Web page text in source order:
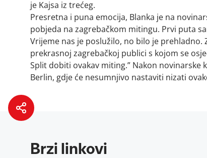
je Kajsa iz trećeg.
Presretna i puna emocija, Blanka je na
pobjeda na zagrebačkom mitingu. Prvi puta
Vrijeme nas je poslužilo, no bilo je prehladno.
prekrasnoj zagrebačkoj publici s kojom se
Split dobiti ovakav miting.” Nakon novinarske
Berlin, gdje će nesumnjivo nastaviti nizati
Brzi linkovi